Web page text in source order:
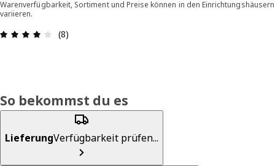
Warenverfügbarkeit, Sortiment und Preise können in den Einrichtungshäusern
variieren.
Bewertung: 4.1 von 5 Sterne Alle Bewertungen:
(8)
So bekommst du es
LieferungVerfügbarkeit prüfen...